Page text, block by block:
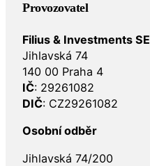
Provozovatel
Filius & Investments SE
Jihlavská 74
140 00 Praha 4
IČ: 29261082
DIČ: CZ29261082
Osobní odběr
Jihlavská 74/200